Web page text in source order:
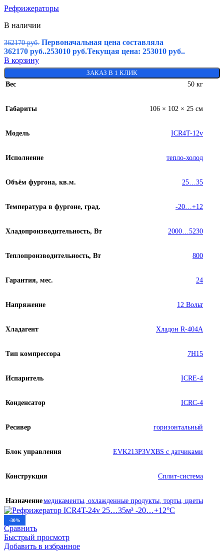
Рефрижераторы
В наличии
362170руб. Первоначальная цена составляла
362170 руб..253010 руб.Текущая цена: 253010 руб..
В корзину
ЗАКАЗ В 1 КЛИК
Вес 50 кг
Габариты 106 × 102 × 25 см
Модель ICR4T-12v
Исполнение тепло-холод
Объём фургона, кв.м. 25…35
Температура в фургоне, град. -20…+12
Хладопроизводительность, Вт 2000…5230
Теплопроизводительность, Вт 800
Гарантия, мес. 24
Напряжение 12 Вольт
Хладагент Хладон R-404A
Тип компрессора 7H15
Испаритель ICRE-4
Конденсатор ICRC-4
Ресивер горизонтальный
Блок управления EVK213P3VXBS с датчиками
Конструкция Сплит-система
Назначениемедикаменты, охлажденные продукты, торты, цветы
-30%
Сравнить
Быстрый просмотр
Добавить в избранное